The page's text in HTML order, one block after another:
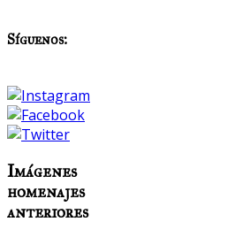
Síguenos:
Imágenes
homenajes
anteriores